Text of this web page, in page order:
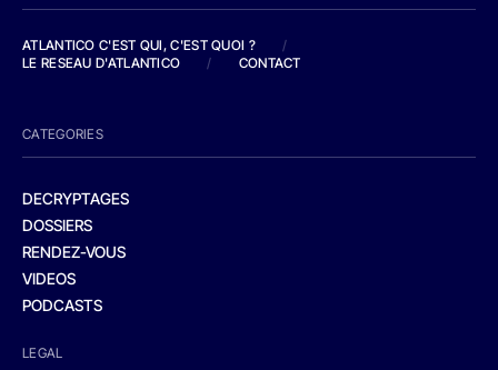
ATLANTICO C'EST QUI, C'EST QUOI ?
/
LE RESEAU D'ATLANTICO
/ CONTACT
CATEGORIES
DECRYPTAGES
DOSSIERS
RENDEZ-VOUS
VIDEOS
PODCASTS
LEGAL